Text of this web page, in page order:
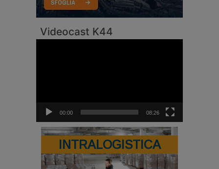
Videocast K44
00:00 08:26
INTRALOGISTICA